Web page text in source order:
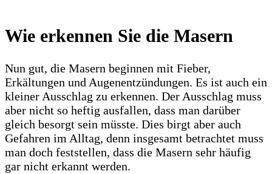
Wie erkennen Sie die Masern
Nun gut, die Masern beginnen mit Fieber,
Erkältungen und Augenentzündungen. Es ist auch ein
kleiner Ausschlag zu erkennen. Der Ausschlag muss
aber nicht so heftig ausfallen, dass man darüber
gleich besorgt sein müsste. Dies birgt aber auch
Gefahren im Alltag, denn insgesamt betrachtet muss
man doch feststellen, dass die Masern sehr häufig
gar nicht erkannt werden.